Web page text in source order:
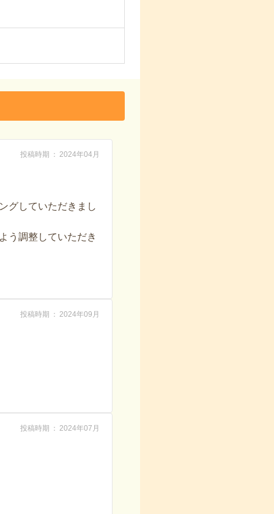
投稿時期 2024年04月
グしていただきまし
う調整していただき
投稿時期 2024年09月
投稿時期 2024年07月